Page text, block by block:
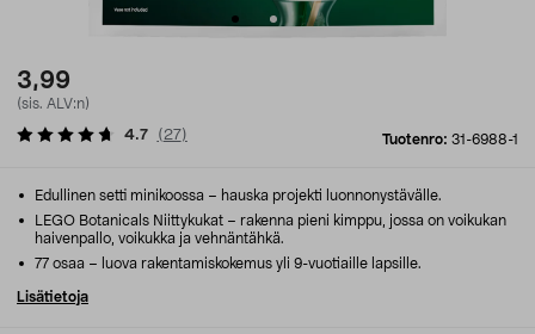
3,99
(sis. ALV:n)
Tuotenro: 31-6988-1
4.7 ( 27)
Edullinen setti minikoossa – hauska projekti luonnonystävälle.
LEGO Botanicals Niittykukat – rakenna pieni kimppu, jossa on voikukan
haivenpallo, voikukka ja vehnäntähkä.
77 osaa – luova rakentamiskokemus yli 9-vuotiaille lapsille.
Lisätietoja